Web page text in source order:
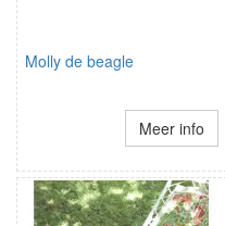
Molly de beagle
Meer info